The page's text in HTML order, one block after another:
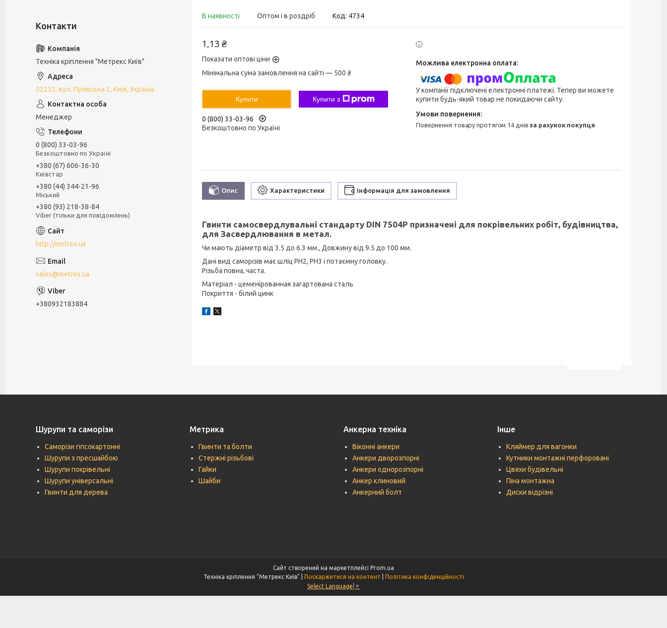
В наявності Оптом і в роздріб Код: 4734
1,13 ₴
Показати оптові ціни
Мінімальна сума замовлення на сайті — 500 ₴
Купити Купити з
0 (800) 33-03-96
Безкоштовно по Україні
У компанії підключені електронні платежі. Тепер ви можете
купити будь-який товар не покидаючи сайту.
повернення товару протягом 14 днівза рахунок покупця
Опис Характеристики Інформація для замовлення
Гвинти самосвердлувальні стандарту DIN 7504P призначені для покрівельних робіт, будівництва,
для Засвердлювання в метал.
Чи мають діаметр від 3.5 до 6.3 мм., Довжину від 9.5 до 100 мм.
Дані вид саморізів має шліц РН2, РН3 і потаємну головку.
Різьба повна, часта.
Матеріал - цеменірованная загартована сталь
Покриття - білий цинк
Техніка кріплення "Метрекс Київ"
02232, вул. Пухівська 2, Київ, Україна
Менеджер
0 (800) 33-03-96
Безкоштовно по Україні
+380 (67) 606-36-30
Київстар
+380 (44) 344-21-96
Міський
+380 (93) 218-38-84
Viber (тільки для повідомлень)
http://metrex.ua
sales@metrex.ua
+380932183884
Шурупи та саморізи
Саморізи гіпсокартонні
Шурупи з пресшайбою
Шурупи покрівельні
Шурупи універсальні
Гвинти для дерева
Метрика
Гвинти та болти
Стержні різьбові
Гайки
Шайби
Анкерна техніка
Віконні анкери
Анкери дворозпорні
Анкери однорозпорні
Анкер клиновий
Анкерний болт
Інше
Кляймер для вагонки
Кутники монтажні перфоровані
Цвяхи будівельні
Піна монтажна
Диски відрізні
Сайт створений на маркетплейсі Prom.ua
Поскаржитися на контент
Політика конфіденційності
Select Language ▼